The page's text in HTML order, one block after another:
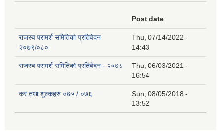
Post date
राजस्व परामर्श समितिको प्रतिवेदन
२०७९/०८०
Thu, 07/14/2022 -
14:43
राजस्व परामर्श समितिको प्रतिवेदन - २०७८
Thu, 06/03/2021 -
16:54
कर तथा शुल्कहरु ०७५ / ०७६
Sun, 08/05/2018 -
13:52